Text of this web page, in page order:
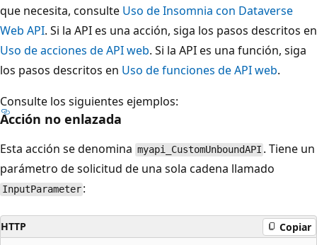
que necesita, consulte Uso de Insomnia con Dataverse
Web API. Si la API es una acción, siga los pasos descritos en
Uso de acciones de API web. Si la API es una función, siga
los pasos descritos en Uso de funciones de API web.
Consulte los siguientes ejemplos:
Acción no enlazada
Esta acción se denomina myapi_CustomUnboundAPI . Tiene un
parámetro de solicitud de una sola cadena llamado
InputParameter :
HTTP Copiar